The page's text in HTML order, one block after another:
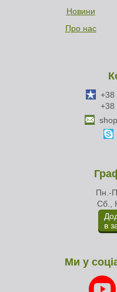
Новини
Про нас
Пн.-
Сб.,
в
+38
+38
Ми у